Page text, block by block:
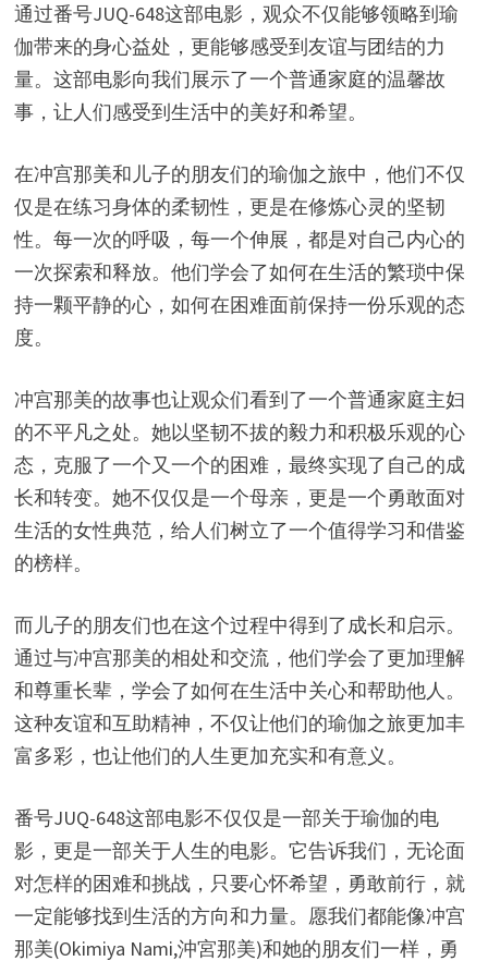
通过番号JUQ-648这部电影，观众不仅能够领略到瑜
伽带来的身心益处，更能够感受到友谊与团结的力
量。这部电影向我们展示了一个普通家庭的温馨故
事，让人们感受到生活中的美好和希望。
在冲宫那美和儿子的朋友们的瑜伽之旅中，他们不仅
仅是在练习身体的柔韧性，更是在修炼心灵的坚韧
性。每一次的呼吸，每一个伸展，都是对自己内心的
一次探索和释放。他们学会了如何在生活的繁琐中保
持一颗平静的心，如何在困难面前保持一份乐观的态
度。
冲宫那美的故事也让观众们看到了一个普通家庭主妇
的不平凡之处。她以坚韧不拔的毅力和积极乐观的心
态，克服了一个又一个的困难，最终实现了自己的成
长和转变。她不仅仅是一个母亲，更是一个勇敢面对
生活的女性典范，给人们树立了一个值得学习和借鉴
的榜样。
而儿子的朋友们也在这个过程中得到了成长和启示。
通过与冲宫那美的相处和交流，他们学会了更加理解
和尊重长辈，学会了如何在生活中关心和帮助他人。
这种友谊和互助精神，不仅让他们的瑜伽之旅更加丰
富多彩，也让他们的人生更加充实和有意义。
番号JUQ-648这部电影不仅仅是一部关于瑜伽的电
影，更是一部关于人生的电影。它告诉我们，无论面
对怎样的困难和挑战，只要心怀希望，勇敢前行，就
一定能够找到生活的方向和力量。愿我们都能像冲宫
那美(Okimiya Nami,沖宮那美)和她的朋友们一样，勇